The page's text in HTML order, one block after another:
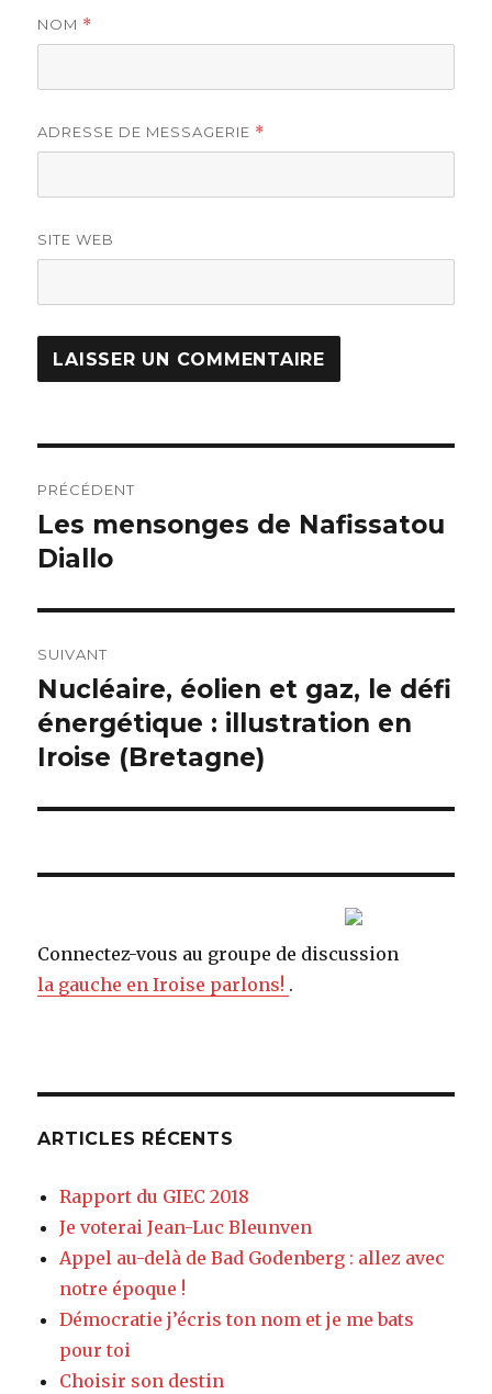
NOM *
ADRESSE DE MESSAGERIE *
SITE WEB
de
l’article
PRÉCÉDENT
Article
précédent :
Les mensonges de Nafissatou
Diallo
SUIVANT
Article
suivant :
Nucléaire, éolien et gaz, le défi
énergétique : illustration en
Iroise (Bretagne)
Connectez-vous au groupe de discussion
la gauche en Iroise parlons! .
ARTICLES RÉCENTS
Rapport du GIEC 2018
Je voterai Jean-Luc Bleunven
Appel au-delà de Bad Godenberg : allez avec
notre époque !
Démocratie j’écris ton nom et je me bats
pour toi
Choisir son destin